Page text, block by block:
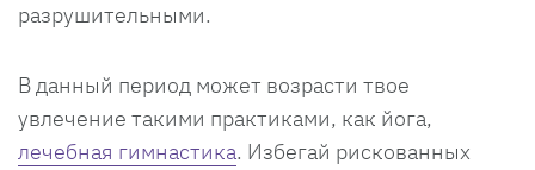
разрушительными.
В данный период может возрасти твое
увлечение такими практиками, как йога,
лечебная гимнастика. Избегай рискованных